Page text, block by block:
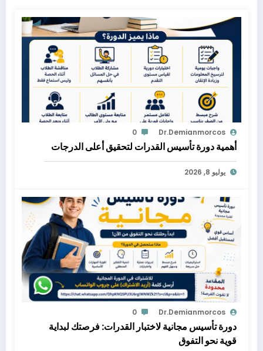
Dr.demianmorcos
0
أهمية دورة تأسيس القدرات لتحقيق أعلى الدرجات
يوليو 8, 2026
Dr.demianmorcos
0
دورة تأسيس مجانية لاختبار القدرات: فرصتك لبداية
قوية نحو التفوق